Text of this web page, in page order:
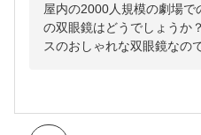
屋内の2000人規模の劇場
の双眼鏡はどうでしょうか
スのおしゃれな双眼鏡なの